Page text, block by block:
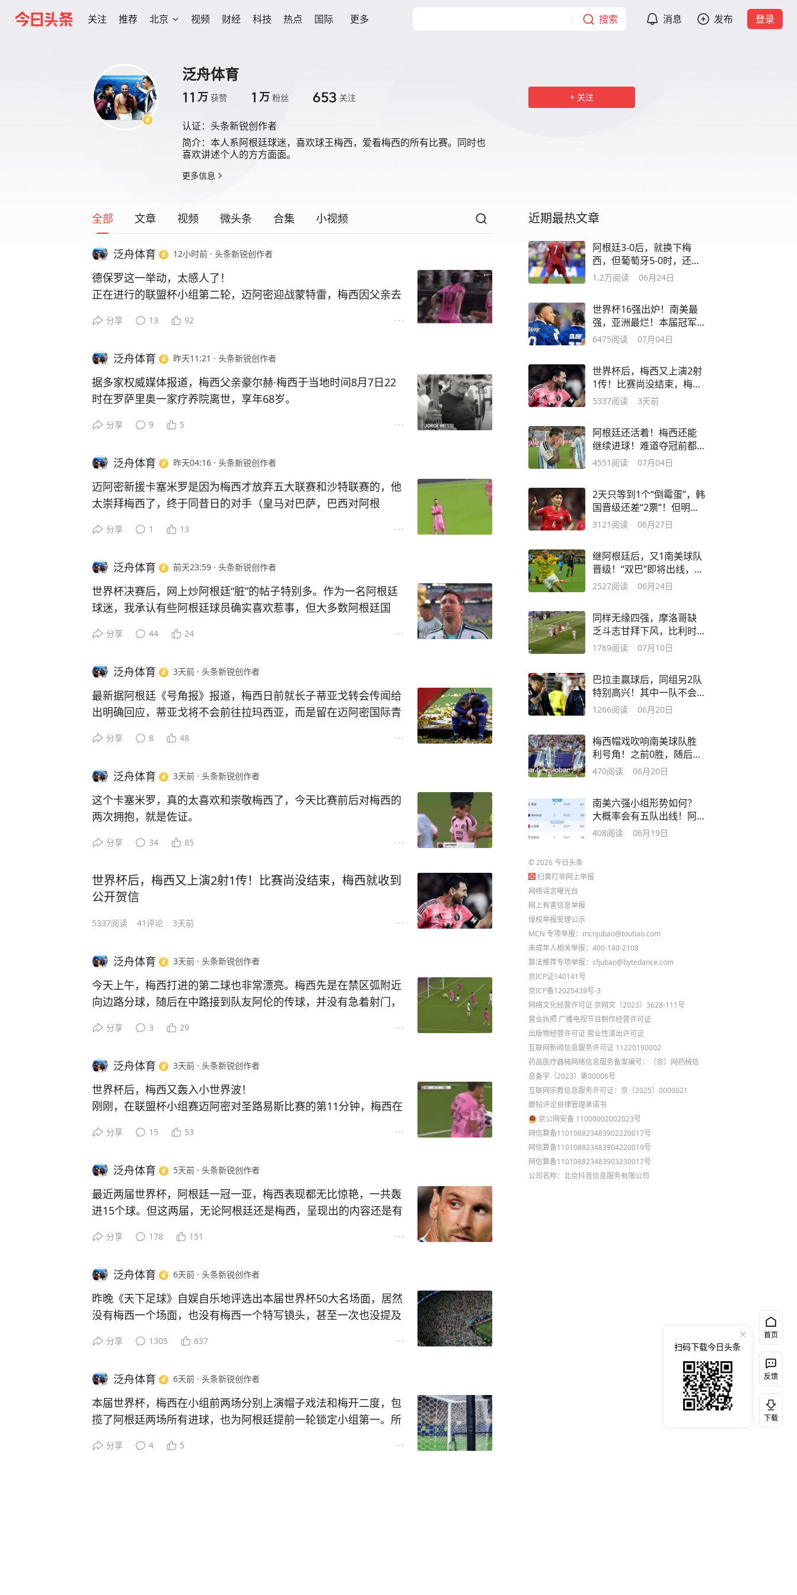
关注 推荐 北京 视频 财经 科技 热点 国际 更多 搜索 消息 发布 登录
泛舟体育
11 万 获赞 1 万 粉丝 653 关注
认证： 头条新锐创作者
简介： 本人系阿根廷球迷，喜欢球王梅西，爱看梅西的所有比赛。同时也
喜欢讲述个人的方方面面。
更多信息
关注
全部 文章 视频 微头条 合集 小视频
泛舟体育 12小时前 · 头条新锐创作者
德保罗这一举动，太感人了！
正在进行的联盟杯小组第二轮，迈阿密迎战蒙特雷，梅西因父亲去
上。其中德保罗出任场上队长。
球很像2022世界杯梅西打进墨西哥的那粒贴地斩。
进球之后，德保罗脱掉自己的7号球衣，里面露出的居然是梅西的1
0号球衣，他不断转身显示后背号码，意思显然是这粒进球献给正
德保罗的这个举动，自然感动看台上的球迷，对队友也是个鼓励。
看足球上咪咕视频。
分享 13 92
泛舟体育 昨天11:21 · 头条新锐创作者
据多家权威媒体报道，梅西父亲豪尔赫·梅西于当地时间8月7日22
时在罗萨里奥一家疗养院离世，享年68岁。
利亚。赛后梅西哭了，并非源于进球和胜利的激动，而是源于之前
就是指父亲患重病。而世界杯结束后，梅西短短的十天假期，大部
分时间也是陪父亲在罗萨里奥度过的。
今夏世界杯，梅西特别想用卫冕，给病重的父亲带去安慰，可惜没
王当会节哀顺变。
看足球上咪咕视频。
分享 9 5
泛舟体育 昨天04:16 · 头条新锐创作者
迈阿密新援卡塞米罗是因为梅西才放弃五大联赛和沙特联赛的，他
太崇拜梅西了，终于同昔日的对手（皇马对巴萨，巴西对阿根
梅西显然对卡塞米罗的加盟也非常欢迎。上一场北美联盟杯小组
罗在防守端也踢出了高水平。
有一个镜头，卡塞米罗在禁区内倒地拼抢时，梅西在后面为他鼓掌
叫好。真可谓：昔日皇萨死对头，如今粉红甜如蜜。
估计明天的北美联盟杯，梅西和卡塞米罗依旧会有良好的表现。
分享 1 13
泛舟体育 前天23:59 · 头条新锐创作者
世界杯决赛后，网上炒阿根廷“脏”的帖子特别多。作为一名阿根廷
球迷，我承认有些阿根廷球员确实喜欢惹事，但大多数阿根廷国
（1）梅西。世界杯决赛后，满眼含泪的球王还没有忘记祝贺西班
（2）麦卡利斯特。2022世界杯四分之一决赛对阵荷兰，场上屡屡
发生大规模冲突，但小麦一直保持微笑，哪怕是对手推他，也面带
微笑。
飞奔和努力进球上面了。从小至今，一直听父母的话，全身没有一
（4）劳塔罗。看似面相凶狠，其实无比善良，场上场下，都是好
有怪斯卡洛尼，只是说“亚军有些遗憾，但也值得骄傲”。
看足球上咪咕视频。
分享 44 24
泛舟体育 3天前 · 头条新锐创作者
最新据阿根廷《号角报》报道，梅西日前就长子蒂亚戈转会传闻给
出明确回应，蒂亚戈将不会前往拉玛西亚，而是留在迈阿密国际青
之前蒂亚戈将前往巴塞罗那拉玛西亚继续深造，被传得就像真事一
梅西对待自己能否参加世界杯的态度一直是这样：有利于国家队成
绩和建设，自己就参加；反之则反。梅西对待自己儿子能否成为职
业球员的态度则是这样：依托孩子兴趣，想踢球就踢球，不想踢
梅西的职业态度令广大球迷和足球工作者无比敬佩。梅西的育儿
具体到蒂亚戈，如果他天赋异禀，在迈阿密训练也一样能继承父
业；如果球性平平，即便到了拉玛西亚，也难长成参天大树。就像
星，没有一个踢得比梅西好，而梅西则效力于世界排名第28的美职
看足球上咪咕视频。
分享 8 48
泛舟体育 3天前 · 头条新锐创作者
这个卡塞米罗，真的太喜欢和崇敬梅西了，今天比赛前后对梅西的
两次拥抱，就是佐证。
梅西，可能因为比较突然，弄得梅西都有点畏畏缩缩，不好意思
而4-2击败圣路易斯后，比赛结束哨音刚响，卡塞米罗就正面结结
实实地拥抱了梅西，可能因为卡塞米罗太用力了，让梅西也有点不
适（图2）。
就是要到梅西身边踢球，理由也很简单：喜欢和崇拜，想帮助梅西
拿更多冠军。昔日作为对手防守梅西太辛苦了，现在要和梅西成为
队友，轻松获得胜利，还随时可以获取球王的拥抱。
分享 34 85
世界杯后，梅西又上演2射1传！比赛尚没结束，梅西就收到
公开贺信
5337阅读 41评论 3天前
泛舟体育 3天前 · 头条新锐创作者
今天上午，梅西打进的第二球也非常漂亮。梅西先是在禁区弧附近
向边路分球，随后在中路接到队友阿伦的传球，并没有急着射门，
及，皮球直入网窝，帮助球队3-1两球领先。
球容易的声音熄灭了——总不能说梅西在世界杯正赛的进球也有水
分吧。
回到迈阿密，正赶上联盟杯小组赛。要知道，梅西职业生涯参加所
肯定也是一个骄傲的世界纪录。
梅西在联盟杯已经踢了12场比赛，共攻进14球，今天上午梅西的第
无论是世界杯还是联盟杯，进球都像是砍瓜切菜，易如反掌。
看足球上咪咕视频。
分享 3 29
泛舟体育 3天前 · 头条新锐创作者
世界杯后，梅西又轰入小世界波！
刚刚，在联盟杯小组赛迈阿密对圣路易斯比赛的第11分钟，梅西在
门，也算是个小世界波。
的方法，就是不断比赛，不断进球，不断获胜，不断夺取新的冠
军。
梅西刚刚这个漂亮进球，就是走在“不断”的路上，梅西进球后的笑
盟杯冠军，也非常想率迈阿密成为今年的双冠王，甚至更多的冠
看足球上咪咕视频。
分享 15 53
泛舟体育 5天前 · 头条新锐创作者
最近两届世界杯，阿根廷一冠一亚，梅西表现都无比惊艳，一共轰
进15个球。但这两届，无论阿根廷还是梅西，呈现出的内容还是有
（1）上届梅西和阿根廷夺冠欲望更强，本届则更顽强，再艰难也
（2）上届是输了首场比赛，反而激励了梅西，最后夺得了冠军；
本届则是输了最后一场，痛失卫冕机会。
（3）上届梅西罚进4粒点球，本届梅西全是非点进球。
键的进球应该是淘汰赛对埃及的扳平进球。
国）；本届则常常在落后时上演逆转（对埃及、英格兰）。
世界杯金球。
看足球上咪咕视频。
分享 178 151
泛舟体育 6天前 · 头条新锐创作者
昨晚《天下足球》自娱自乐地评选出本届世界杯50大名场面，居然
没有梅西一个场面，也没有梅西一个特写镜头，甚至一次也没提及
但本届世界杯最有名的摄影作品是《梅西的大教堂》（见图），其
《天下足球》对梅西的无视，显然就是光天化日下对公平公正的亵
渎，因为包括新华网、人民日报在内的央媒都是正常报道梅西的，
所以根本不存在政治方面的封杀，而无数“水军”的所谓支持，不过
动梅西的历史地位，不是典型的蚍蜉撼树和螳螂挡车吗？不是足球
分享 1305 637
泛舟体育 6天前 · 头条新锐创作者
本届世界杯，梅西在小组前两场分别上演帽子戏法和梅开二度，包
揽了阿根廷两场所有进球，也为阿根廷提前一轮锁定小组第一。所
当洛塞尔索为阿根廷轰进一粒漂亮的任意球时，你看坐在替补席上
分享 4 5
近期最热文章
阿根廷3-0后，就换下梅
西，但葡萄牙5-0时，还留
C罗在场，为何？
1.2万阅读 06月24日
世界杯16强出炉！南美最
强，亚洲最烂！本届冠军
将是法阿之争？
6475阅读 07月04日
世界杯后，梅西又上演2射
1传！比赛尚没结束，梅西
就收到公开贺信
5337阅读 3天前
阿根廷还活着！梅西还能
继续进球！难道夺冠前都
要经历一次磨难？
4551 阅读 07月04日
2天只等到1个“倒霉蛋”，韩
国晋级还差“2票”！但明天
极可能0票
3121 阅读 06月27日
继阿根廷后，又1南美球队
晋级！“双巴”即将出线，南
美另2队很悬
2527阅读 06月24日
同样无缘四强，摩洛哥缺
乏斗志甘拜下风，比利时
奋力拼搏虽败犹荣
1769阅读 07月10日
巴拉圭赢球后，同组另2队
特别高兴！其中一队不会
感恩，只会力拼
1266阅读 06月20日
梅西帽戏吹响南美球队胜
利号角！之前0胜，随后3
连胜，或全部晋级
470阅读 06月20日
南美六强小组形势如何？
大概率会有五队出线！阿
根廷将碰乌拉圭？
408阅读 06月19日
©2026今日头条
扫黄打非网上举报
网络谣言曝光台
网上有害信息举报
侵权举报受理公示
MCN 专项举报：mcnjubao@toutiao.com
未成年人相关举报：400-140-2108
算法推荐专项举报：sfjubao@bytedance.com
京ICP证140141号
京ICP备12025439号-3
网络文化经营许可证 京网文〔2023〕3628-111号
营业执照 广播电视节目制作经营许可证
出版物经营许可证 营业性演出许可证
互联网新闻信息服务许可证 11220190002
药品医疗器械网络信息服务备案编号：（京）网药械信
息备字（2023）第00006号
互联网宗教信息服务许可证：京（2025）0000021
跟帖评论自律管理承诺书
京公网安备 11000002002023号
网信算备110108823483902220017号
网信算备110108823483904220019号
网信算备110108823483903230017号
公司名称：北京抖音信息服务有限公司
首页
反馈
下载
扫码下载今日头条